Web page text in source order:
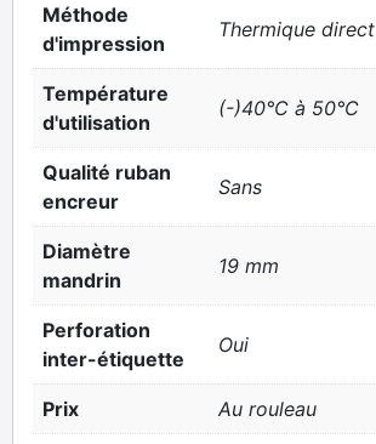
Méthode
d'impression
Thermique direct
Température
d'utilisation
(-)40°C à 50°C
Qualité ruban
encreur
Sans
Diamètre
mandrin
19 mm
Perforation
inter-étiquette
Oui
Prix Au rouleau